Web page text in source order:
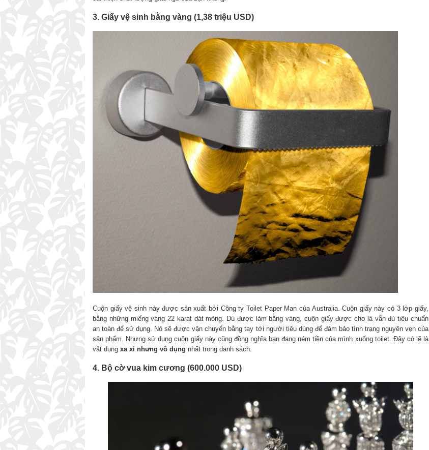
3. Giấy vệ sinh bằng vàng (1,38 triệu USD)
Cuộn giấy vệ sinh này được sản xuất bởi Công ty Toilet Paper Man của Australia. Cuộn giấy này có 3 lớp giấy,
bằng những miếng vàng 22 karat dát mỏng. Dù được làm bằng vàng, cuộn giấy được cho là vẫn đủ tiêu chuẩn
an toàn để sử dụng. Nó sẽ được vận chuyển bằng tay tới người tiêu dùng để đảm bảo tình trạng nguyên vẹn của
sản phẩm. Nhưng sử dụng cuộn giấy này cũng đồng nghĩa bạn đang ném tiền của mình xuống toilet. Đây có lẽ là
vật dụng xa xỉ nhưng vô dụng nhất trong danh sách.
4. Bộ cờ vua kim cương (600.000 USD)